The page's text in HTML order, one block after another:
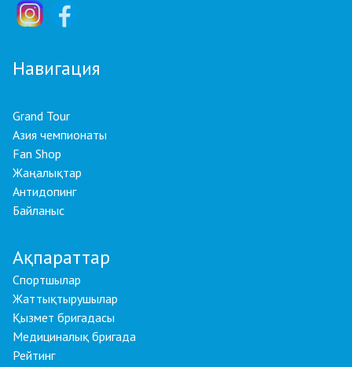
Навигация
Grand Tour
Азия чемпионаты
Fan Shop
Жаңалықтар
Антидопинг
Байланыс
Ақпараттар
Спортшылар
Жаттықтырушылар
Қызмет бригадасы
Медициналық бригада
Рейтинг